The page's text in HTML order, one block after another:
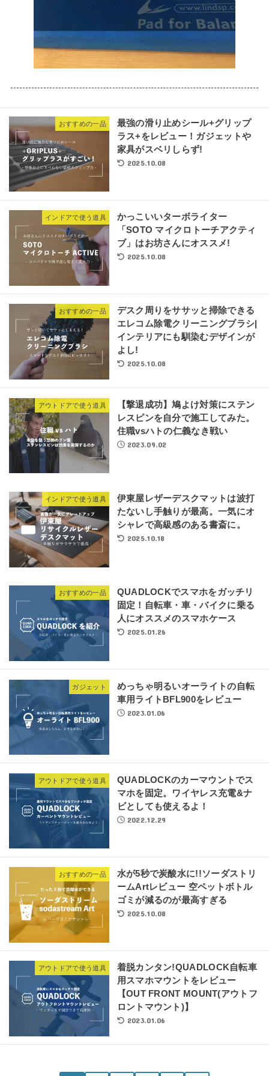
おすすめの一品
最強の滑り止めシール+グリップ
ラス+をレビュー！ガジェットや
家具がスベリしらず!
2025.10.08
インドアで使う道具
かっこいいターボライター
「SOTO マイクロトーチアクティ
ブ」はお坊さんにオススメ!
2025.10.08
おすすめの一品
デスク周りをササッと掃除できる
エレコム除電クリーニングブラシ|
インテリアにも馴染むデザインが
よし!
2025.10.08
アウトドアで使う道具
【撃退成功】鳩よけ対策にステン
レスピンを自分で施工してみた。
住職vsハトの仁義なき戦い
2023.09.02
インドアで使う道具
伊東屋レザーデスクマットは波打
たないし手触りが最高。一気にオ
シャレで高級感のある書斎に。
2025.10.18
おすすめの一品
QUADLOCKでスマホをガッチリ
固定！自転車・車・バイクに乗る
人にオススメのスマホケース
2025.01.26
ガジェット
めっちゃ明るいオーライトの自転
車用ライトBFL900をレビュー
2023.01.06
アウトドアで使う道具
QUADLOCKのカーマウントでス
マホを固定。ワイヤレス充電&ナ
ビとしても使えるよ！
2022.12.29
おすすめの一品
水が5秒で炭酸水に!!ソーダストリ
ームArtレビュー 空ペットボトル
ゴミが減るのが最高すぎる
2025.10.08
アウトドアで使う道具
着脱カンタン!QUADLOCK自転車
用スマホマウントをレビュー
【OUT FRONT MOUNT(アウトフ
ロントマウント)】
2023.01.06